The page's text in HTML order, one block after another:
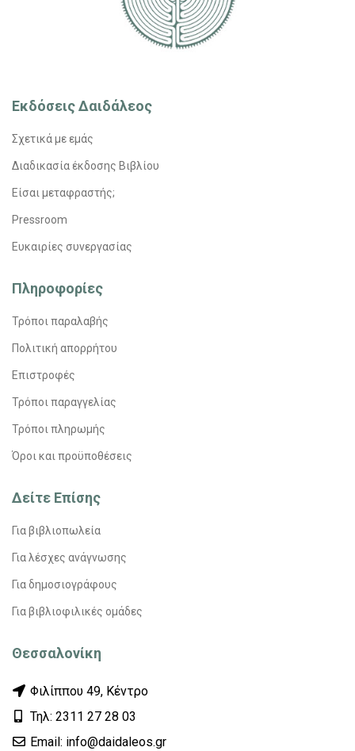
Εκδόσεις Δαιδάλεος
Σχετικά με εμάς
Διαδικασία έκδοσης Βιβλίου
Είσαι μεταφραστής;
Pressroom
Ευκαιρίες συνεργασίας
Πληροφορίες
Τρόποι παραλαβής
Πολιτική απορρήτου
Επιστροφές
Τρόποι παραγγελίας
Τρόποι πληρωμής
Όροι και προϋποθέσεις
Δείτε Επίσης
Για βιβλιοπωλεία
Για λέσχες ανάγνωσης
Για δημοσιογράφους
Για βιβλιοφιλικές ομάδες
Θεσσαλονίκη
Φιλίππου 49, Κέντρο
Τηλ: 2311 27 28 03
Εmail: info@daidaleos.gr